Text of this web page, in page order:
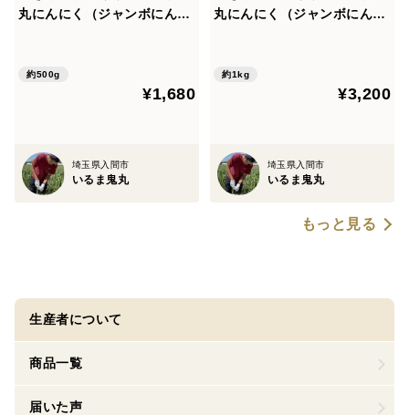
丸にんにく（ジャンボにんに
約500g
¥1,680
埼玉県入間市
いるま鬼丸
丸にんにく（ジャンボにんに
約1kg
¥3,200
埼玉県入間市
いるま鬼丸
もっと見る
生産者について
商品一覧
届いた声